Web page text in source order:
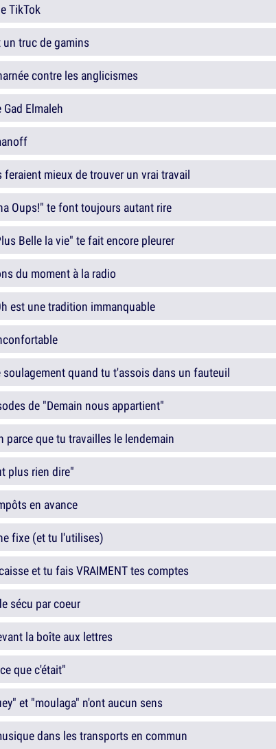
TikTok
un truc de gamins
contre les anglicismes
Elmaleh
mieux de trouver un vrai travail
Oups!" te font toujours autant rire
Belle la vie" te fait encore pleurer
du moment à la radio
est une tradition immanquable
quand tu t'assois dans un fauteuil
de "Demain nous appartient"
parce que tu travailles le lendemain
plus rien dire"
en avance
fixe (et tu l'utilises)
et tu fais VRAIMENT tes comptes
sécu par coeur
la boîte aux lettres
que c'était"
et "moulaga" n'ont aucun sens
dans les transports en commun